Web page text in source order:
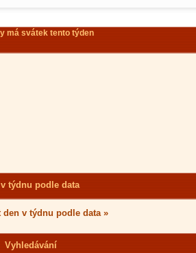
má svátek tento týden
týdnu podle data
den v týdnu podle data »
Vyhledávání